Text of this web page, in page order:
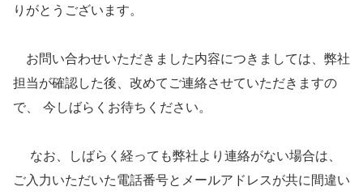
りがとうございます。
お問い合わせいただきました内容につきましては、弊社
担当が確認した後、改めてご連絡させていただきますの
で、 今しばらくお待ちください。
なお、しばらく経っても弊社より連絡がない場合は、
ご入力いただいた電話番号とメールアドレスが共に間違い